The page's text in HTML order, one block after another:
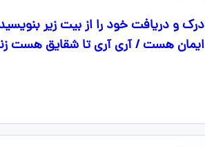
درک و دریافت خود را از بیت زیر
ایمان هست / آری آری تا شقایق هست